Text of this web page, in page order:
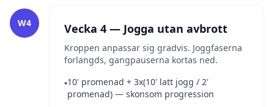
W4 Vecka 4 — Jogga utan avbrott
Kroppen anpassar sig gradvis. Joggfaserna
forlangds, gangpauserna kortas ned.
•10' promenad + 3x(10' latt jogg / 2'
promenad) — skonsom progression